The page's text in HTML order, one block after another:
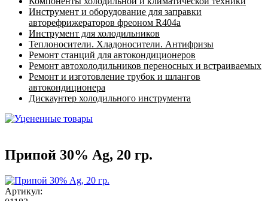
Инструмент и оборудование для заправки
авторефрижераторов фреоном R404a
Инструмент для холодильников
Теплоносители. Хладоносители. Антифризы
Ремонт станций для автокондиционеров
Ремонт автохолодильников переносных и встраиваемых
Ремонт и изготовление трубок и шлангов
автокондиционера
Дискаунтер холодильного инструмента
Припой 30% Ag, 20 гр.
Артикул: